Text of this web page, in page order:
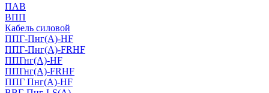
ПАВ
ВПП
Кабель силовой
ППГ-Пнг(А)-HF
ППГ-Пнг(А)-FRHF
ППГнг(А)-HF
ППГнг(А)-FRHF
ППГ Пнг(А)-HF